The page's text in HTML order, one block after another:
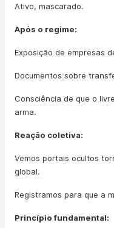
Ativo, mascarado.
Após o regime:
Exposição de empresas
Documentos sobre
Consciência de que o
arma.
Reação coletiva:
Vemos portais ocultos
global.
Registramos para que a
Princípio fundamental: